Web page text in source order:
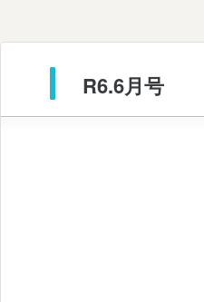
R6.6月号